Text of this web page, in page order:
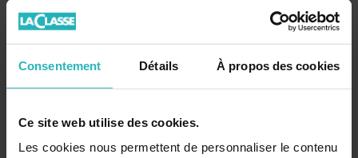
Consentement Détails À propos des cookies
Ce site web utilise des cookies.
Les cookies nous permettent de personnaliser le contenu
!